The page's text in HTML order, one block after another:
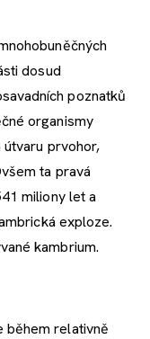
dosud
poznatků
organismy
prvohor,
ta pravá
miliony let a
exploze.
kambrium.
během relativně